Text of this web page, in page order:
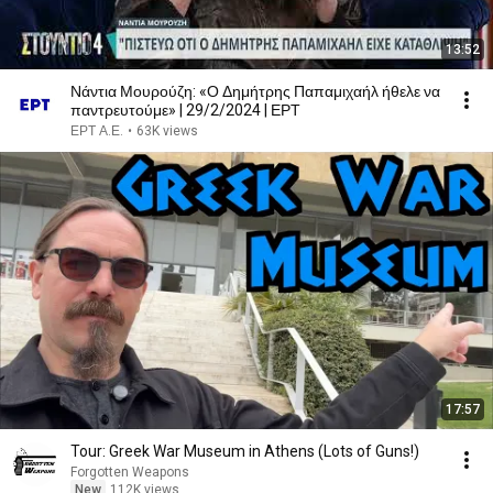
13:52
Νάντια Μουρούζη: «Ο Δημήτρης Παπαμιχαήλ ήθελε να
παντρευτούμε» | 29/2/2024 | ΕΡΤ
ΕΡΤ Α.Ε. • 63K views
17:57
Tour: Greek War Museum in Athens (Lots of Guns!)
Forgotten Weapons
New
112K views